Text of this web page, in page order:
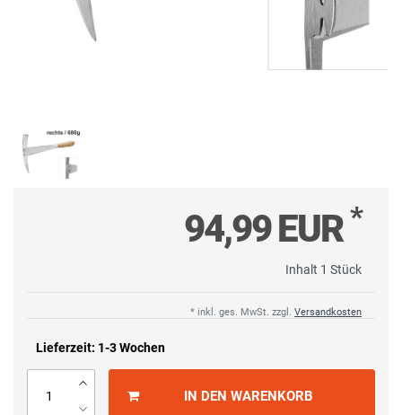
94,99 EUR*
Inhalt 1 Stück
* inkl. ges. MwSt. zzgl. Versandkosten
Lieferzeit: 1-3 Wochen
IN DEN WARENKORB